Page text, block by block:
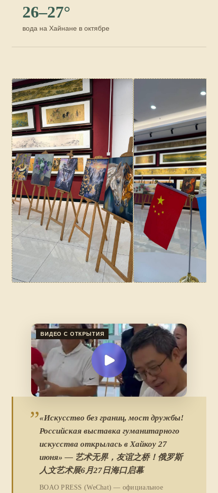
26–27°
вода на Хайнане в октябре
ВИДЕО С ОТКРЫТИЯ
”«Искусство без границ, мост дружбы!
Российская выставка гуманитарного
искусства открылась в Хайкоу 27
июня» — 艺术无界，友谊之桥！俄罗斯
人文艺术展6月27日海口启幕
BOAO PRESS (WeChat) — официальное